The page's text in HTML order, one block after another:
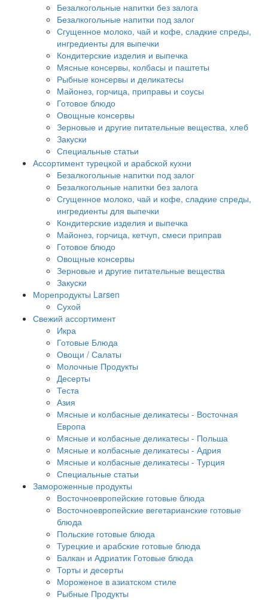
Безалкогольные напитки без залога
Безалкогольные напитки под залог
Сгущенное молоко, чай и кофе, сладкие спреды,
ингредиенты для выпечки
Кондитерские изделия и выпечка
Мясные консервы, колбасы и паштеты
Рыбные консервы и деликатесы
Майонез, горчица, приправы и соусы
Готовое блюдо
Овощные консервы
Зерновые и другие питательные вещества, хлеб
Закуски
Специальные статьи
Ассортимент турецкой и арабской кухни
Безалкогольные напитки под залог
Безалкогольные напитки без залога
Сгущенное молоко, чай и кофе, сладкие спреды,
ингредиенты для выпечки
Кондитерские изделия и выпечка
Майонез, горчица, кетчуп, смеси приправ
Готовое блюдо
Овощные консервы
Зерновые и другие питательные вещества
Закуски
Морепродукты Larsen
Сухой
Свежий ассортимент
Икра
Готовые Блюда
Овощи / Салаты
Молочные Продукты
Десерты
Теста
Азия
Мясные и колбасные деликатесы - Восточная
Европа
Мясные и колбасные деликатесы - Польша
Мясные и колбасные деликатесы - Адрия
Мясные и колбасные деликатесы - Турция
Специальные статьи
Замороженные продукты
Восточноевропейские готовые блюда
Восточноевропейские вегетарианские готовые
блюда
Польские готовые блюда
Турецкие и арабские готовые блюда
Балкан и Адриатик Готовые блюда
Торты и десерты
Мороженое в азиатском стиле
Рыбные Продукты